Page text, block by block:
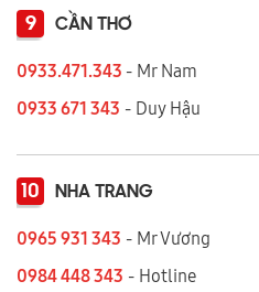
9 CẦN THƠ
0933.471.343 - Mr Nam
0933 671 343 - Duy Hậu
10 NHA TRANG
0965 931 343 - Mr Vương
0984 448 343 - Hotline